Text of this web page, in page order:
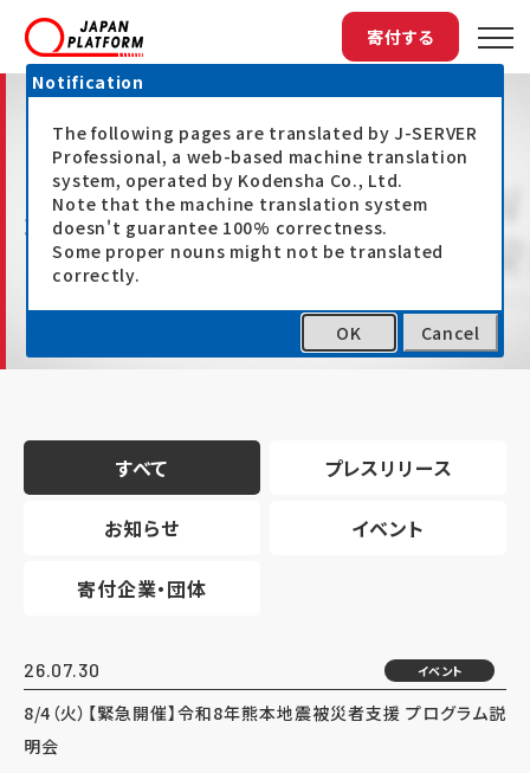
寄付する
最新情報
すべて プレスリリース
お知らせ イベント
寄付企業・団体
26.07.30 イベント
8/4（火）【緊急開催】令和8年熊本地震被災者支援 プログラム説
明会
Notification
The following pages are translated by J-SERVER
Professional, a web-based machine translation
system, operated by Kodensha Co., Ltd.
Note that the machine translation system
doesn't guarantee 100% correctness.
Some proper nouns might not be translated
correctly.
OK Cancel